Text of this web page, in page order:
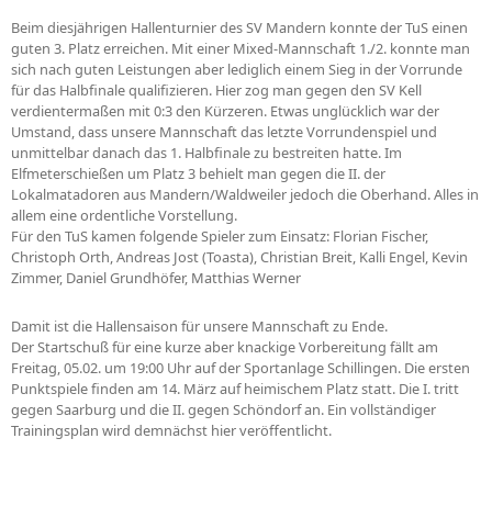
Beim diesjährigen Hallenturnier des SV Mandern konnte der TuS einen
guten 3. Platz erreichen. Mit einer Mixed-Mannschaft 1./2. konnte man
sich nach guten Leistungen aber lediglich einem Sieg in der Vorrunde
für das Halbfinale qualifizieren. Hier zog man gegen den SV Kell
verdientermaßen mit 0:3 den Kürzeren. Etwas unglücklich war der
Umstand, dass unsere Mannschaft das letzte Vorrundenspiel und
unmittelbar danach das 1. Halbfinale zu bestreiten hatte. Im
Elfmeterschießen um Platz 3 behielt man gegen die II. der
Lokalmatadoren aus Mandern/Waldweiler jedoch die Oberhand. Alles in
allem eine ordentliche Vorstellung.
Für den TuS kamen folgende Spieler zum Einsatz: Florian Fischer,
Christoph Orth, Andreas Jost (Toasta), Christian Breit, Kalli Engel, Kevin
Zimmer, Daniel Grundhöfer, Matthias Werner
Damit ist die Hallensaison für unsere Mannschaft zu Ende.
Der Startschuß für eine kurze aber knackige Vorbereitung fällt am
Freitag, 05.02. um 19:00 Uhr auf der Sportanlage Schillingen. Die ersten
Punktspiele finden am 14. März auf heimischem Platz statt. Die I. tritt
gegen Saarburg und die II. gegen Schöndorf an. Ein vollständiger
Trainingsplan wird demnächst hier veröffentlicht.